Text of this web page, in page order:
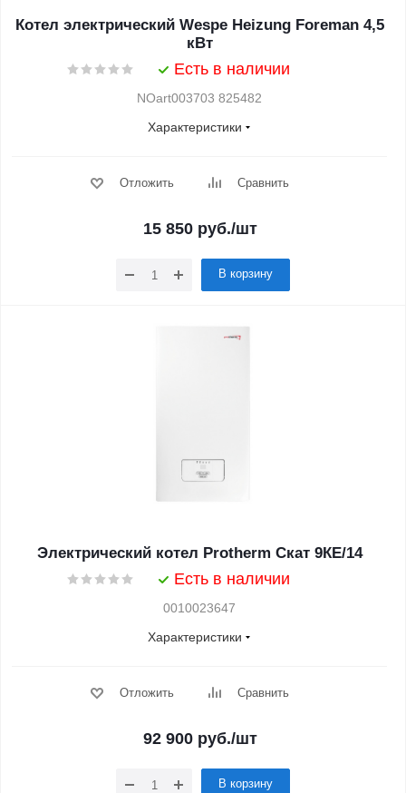
Котел электрический Wespe Heizung Foreman 4,5
кВт
Есть в наличии
NOart003703 825482
Характеристики
Отложить Сравнить
15 850руб./шт
В корзину
Электрический котел Protherm Скат 9КE/14
Есть в наличии
0010023647
Характеристики
Отложить Сравнить
92 900руб./шт
В корзину